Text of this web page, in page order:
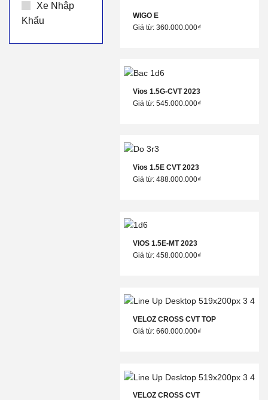
Xe Nhập
Khẩu
WIGO E
Giá từ: 360.000.000₫
Vios 1.5G-CVT 2023
Giá từ: 545.000.000₫
Vios 1.5E CVT 2023
Giá từ: 488.000.000₫
VIOS 1.5E-MT 2023
Giá từ: 458.000.000₫
VELOZ CROSS CVT TOP
Giá từ: 660.000.000₫
VELOZ CROSS CVT